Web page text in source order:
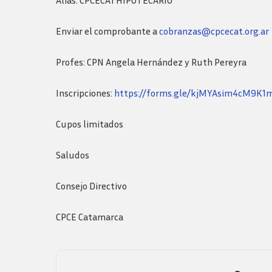
Enviar el comprobante acobranzas@cpcecat.org.ar
Profes: CPN Angela Hernández y Ruth Pereyra
Inscripciones: https://forms.gle/
Cupos limitados
Saludos
Consejo Directivo
CPCE Catamarca